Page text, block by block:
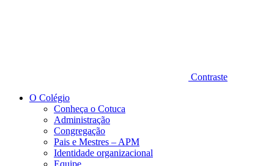
Contraste
O Colégio
Conheça o Cotuca
Administração
Congregação
Pais e Mestres – APM
Identidade organizacional
Equipe